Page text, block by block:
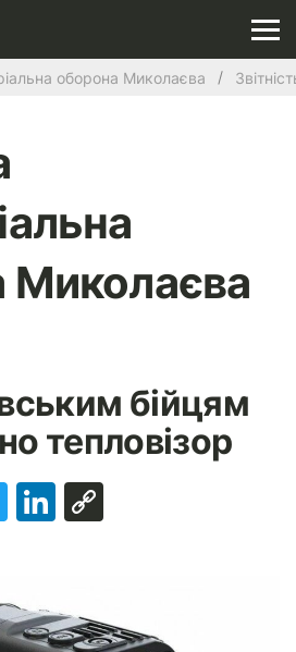
оборона Миколаєва
Миколаєва
бійцям
тепловізор